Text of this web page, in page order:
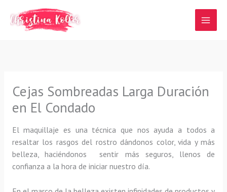
contenido
Cejas Sombreadas Larga Duración
en El Condado
El maquillaje es una técnica que nos ayuda a todos a
resaltar los rasgos del rostro dándonos color, vida y más
belleza, haciéndonos sentir más seguros, llenos de
confianza a la hora de iniciar nuestro día.